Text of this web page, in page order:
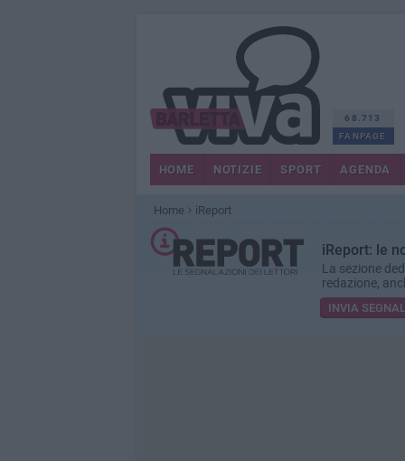
68.713
FANPAGE
HOME NOTIZIE SPORT AGENDA
Home iReport
iReport: le
La sezione
redazione,
INVIA